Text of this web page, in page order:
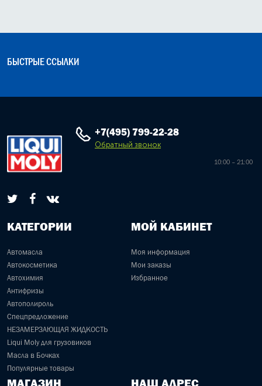
БЫСТРЫЕ ССЫЛКИ
+7(495) 799-22-28
Обратный звонок
10:00 – 21:00
КАТЕГОРИИ
Автомасла
Автокосметика
Автохимия
Антифризы
Автополироль
Спецпредложение
НЕЗАМЕРЗАЮЩАЯ ЖИДКОСТЬ
Liqui Moly для грузовиков
Масла в Бочках
Популярные товары
МОЙ КАБИНЕТ
Моя информация
Мои заказы
Избранное
МАГАЗИН НАШ АДРЕС